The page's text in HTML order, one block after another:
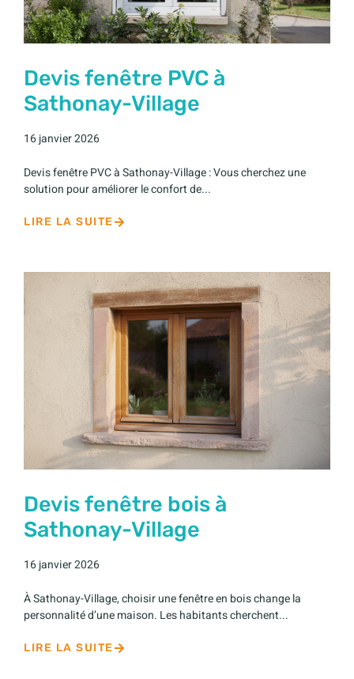
Devis fenêtre PVC à
Sathonay-Village
16 janvier 2026
Devis fenêtre PVC à Sathonay-Village : Vous cherchez une
solution pour améliorer le confort de...
LIRE LA SUITE
Devis fenêtre bois à
Sathonay-Village
16 janvier 2026
À Sathonay-Village, choisir une fenêtre en bois change la
personnalité d’une maison. Les habitants cherchent...
LIRE LA SUITE